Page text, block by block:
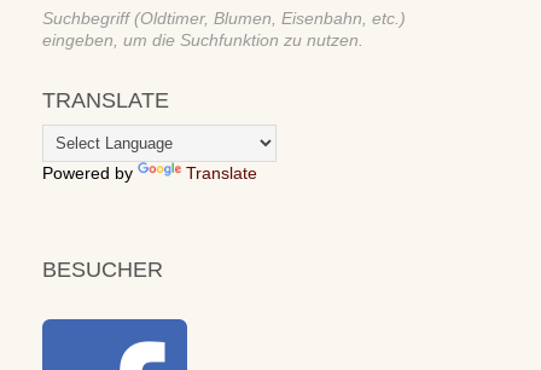
Suchbegriff (Oldtimer, Blumen, Eisenbahn, etc.)
eingeben, um die Suchfunktion zu nutzen.
TRANSLATE
Powered by Translate
BESUCHER